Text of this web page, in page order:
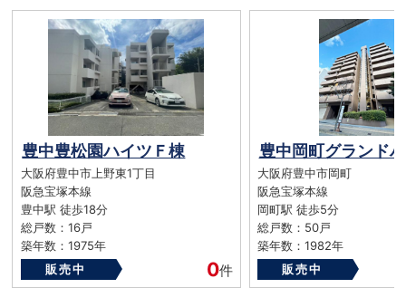
豊中豊松園ハイツＦ棟
大阪府豊中市上野東1丁目
阪急宝塚本線
豊中駅 徒歩18分
総戸数：16戸
築年数：1975年
販売中
0件
豊中岡町グランド
大阪府豊中市岡町
阪急宝塚本線
岡町駅 徒歩5分
総戸数：50戸
築年数：1982年
販売中